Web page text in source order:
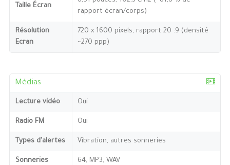
Taille Écran
rapport écran/corps)
Résolution
Ecran
720 x 1600 pixels, rapport 20 :9 (densité
~270 ppp)
Médias
Lecture vidéo Oui
Radio FM Oui
Types d'alertes Vibration, autres sonneries
Sonneries 64, MP3, WAV